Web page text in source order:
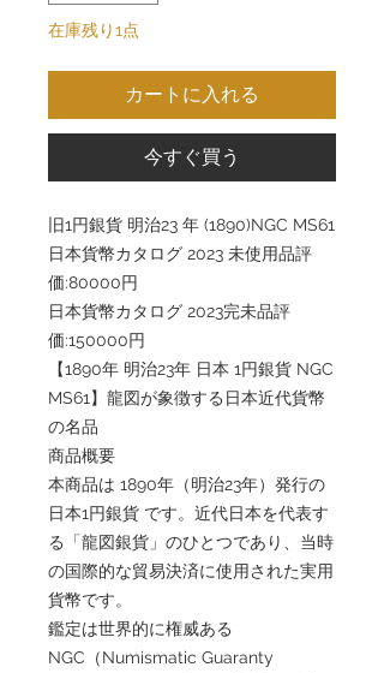
在庫残り1点
カートに入れる
今すぐ買う
旧1円銀貨 明治23 年 (1890)NGC MS61
日本貨幣カタログ 2023 未使用品評
価:80000円
日本貨幣カタログ 2023完未品評
価:150000円
【1890年 明治23年 日本 1円銀貨 NGC
MS61】龍図が象徴する日本近代貨幣
の名品
商品概要
本商品は 1890年（明治23年）発行の
日本1円銀貨 です。近代日本を代表す
る「龍図銀貨」のひとつであり、当時
の国際的な貿易決済に使用された実用
貨幣です。
鑑定は世界的に権威ある
NGC（Numismatic Guaranty